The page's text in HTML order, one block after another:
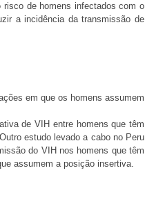
de homens infectados com o
a incidência da transmissão de
em que os homens assumem
de VIH entre homens que têm
estudo levado a cabo no Peru
do VIH nos homens que têm
assumem a posição insertiva.